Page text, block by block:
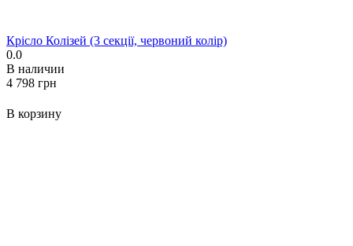
Крісло Колізей (3 секції, червоний колір)
0.0
В наличии
‍4 798‍ грн
В корзину